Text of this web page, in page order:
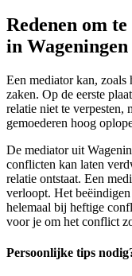
Redenen om
in Wageningen
Een mediator kan, zoals
zaken. Op de eerste
relatie niet te verpesten,
gemoederen hoog
De mediator uit
conflicten kan laten
relatie ontstaat. Een
verloopt. Het
helemaal bij heftige
voor je om het conflict
Persoonlijke tips